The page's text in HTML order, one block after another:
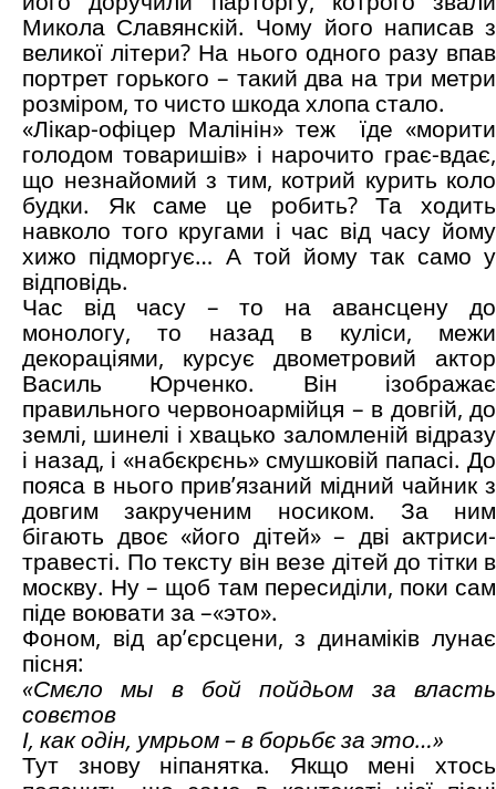
Микола Славянскій. Чому його написав з
великої літери? На нього одного разу впав
портрет горького – такий два на три метри
розміром, то чисто шкода хлопа стало.
«Лікар-офіцер Малінін» теж їде «морити
голодом товаришів» і нарочито грає-вдає,
що незнайомий з тим, котрий курить коло
будки. Як саме це робить? Та ходить
навколо того кругами і час від часу йому
хижо підморгує… А той йому так само у
відповідь.
Час від часу – то на авансцену до
монологу, то назад в куліси, межи
декораціями, курсує двометровий актор
Василь Юрченко. Він ізображає
правильного червоноармійця – в довгій, до
землі, шинелі і хвацько заломленій відразу
і назад, і «набєкрєнь» смушковій папасі. До
пояса в нього прив’язаний мідний чайник з
довгим закрученим носиком. За ним
бігають двоє «його дітей» – дві актриси-
травесті. По тексту він везе дітей до тітки в
москву. Ну – щоб там пересиділи, поки сам
піде воювати за –«это».
Фоном, від ар’єрсцени, з динаміків лунає
пісня:
«Смєло мы в бой пойдьом за власть
совєтов
І, как одін, умрьом – в борьбє за это…»
Тут знову ніпанятка. Якщо мені хтось